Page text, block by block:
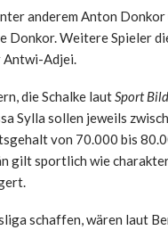
anderem Anton Donkor
Donkor. Weitere Spieler
Antwi-Adjei.
die Schalke lautSport Bild
Sylla sollen jeweils
von 70.000 bis
gilt sportlich wie
schaffen, wären laut